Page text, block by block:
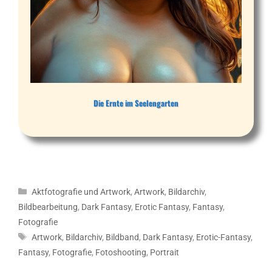
Die Ernte im Seelengarten
Kategorien
Aktfotografie und Artwork,Artwork, Bildarchiv,
Bildbearbeitung, Dark Fantasy, Erotic Fantasy, Fantasy,
Fotografie
Schlagwörter
Artwork, Bildarchiv, Bildband, Dark Fantasy, Erotic-Fantasy,
Fantasy, Fotografie, Fotoshooting, Portrait